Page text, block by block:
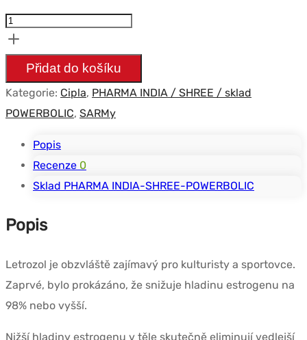
Letrozole
(30
tabs)
-
CIPLA
Přidat do košíku
Kategorie: Cipla, PHARMA INDIA / SHREE / sklad
POWERBOLIC, SARMy
Popis
Recenze 0
Sklad PHARMA INDIA-SHREE-POWERBOLIC
Popis
Letrozol je obzvláště zajímavý pro kulturisty a sportovce.
Zaprvé, bylo prokázáno, že snižuje hladinu estrogenu na
98% nebo vyšší.
Nižší hladiny estrogenu v těle skutečně eliminují vedlejší